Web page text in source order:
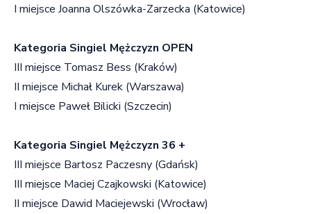
I miejsce Joanna Olszówka-Zarzecka (Katowice)
Kategoria Singiel Mężczyzn OPEN
III miejsce Tomasz Bess (Kraków)
II miejsce Michał Kurek (Warszawa)
I miejsce Paweł Bilicki (Szczecin)
Kategoria Singiel Mężczyzn 36 +
III miejsce Bartosz Paczesny (Gdańsk)
III miejsce Maciej Czajkowski (Katowice)
II miejsce Dawid Maciejewski (Wrocław)